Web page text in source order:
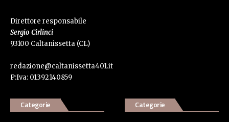
Direttore responsabile
Sergio Cirlinci
93100 Caltanissetta (CL)
redazione@caltanissetta401.it
P:Iva: 01392140859
Categorie Categorie